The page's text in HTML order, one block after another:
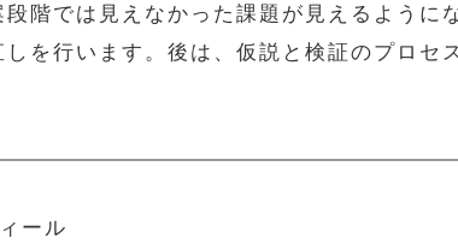
段階では見えなかった課題が見えるよう
を行います。後は、仮説と検証のプロセ
ール